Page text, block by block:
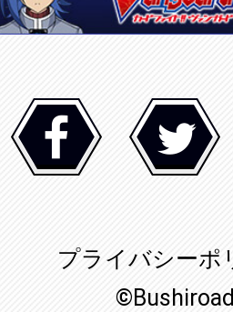
プライバシーポ